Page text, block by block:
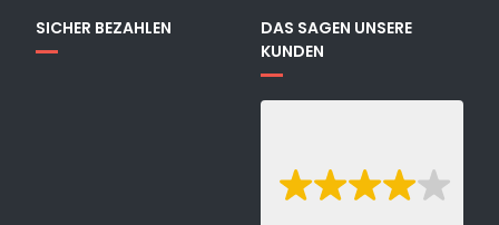
SICHER BEZAHLEN
DAS SAGEN UNSERE
KUNDEN